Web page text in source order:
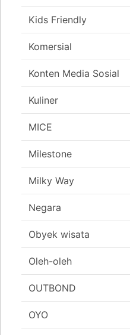
Kids Friendly
Komersial
Konten Media Sosial
Kuliner
MICE
Milestone
Milky Way
Negara
Obyek wisata
Oleh-oleh
OUTBOND
OYO